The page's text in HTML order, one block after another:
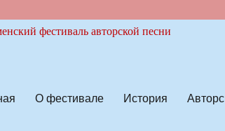
О фестивале История